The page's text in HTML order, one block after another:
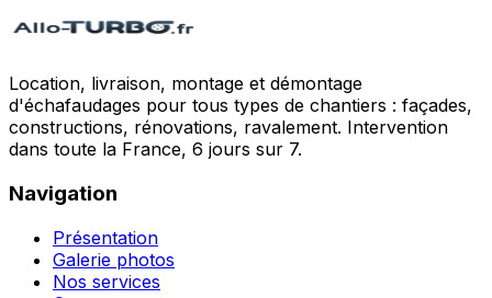
Location, livraison, montage et démontage
d'échafaudages pour tous types de chantiers : façades,
constructions, rénovations, ravalement. Intervention
dans toute la France, 6 jours sur 7.
Navigation
Présentation
Galerie photos
Nos services